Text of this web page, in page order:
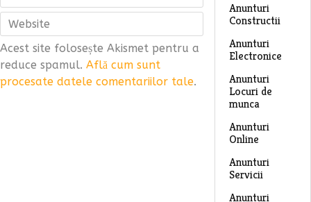
Acest site folosește Akismet pentru a
reduce spamul. Află cum sunt
procesate datele comentariilor tale.
Anunturi
Constructii
Anunturi
Electronice
Anunturi
Locuri de
munca
Anunturi
Online
Anunturi
Servicii
Anunturi